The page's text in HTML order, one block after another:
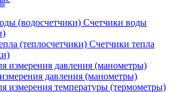
Счетчики воды
Счетчики тепла
давления (манометры)